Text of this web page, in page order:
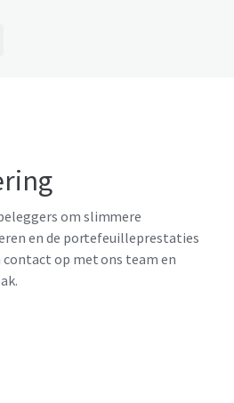
om slimmere
en de portefeuilleprestaties
op met ons team en